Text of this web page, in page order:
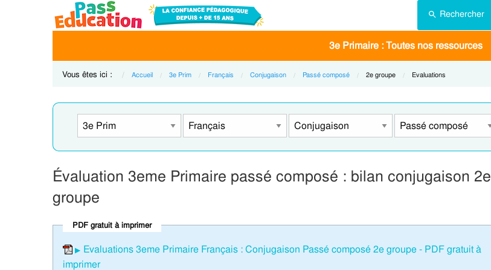
Rechercher
3e Primaire : Toutes nos ressources
Vous êtes ici : Accueil 3e Prim Français Conjugaison Passé composé Current:
2e groupe Current:
Evaluations
Évaluation 3eme Primaire passé composé : bilan conjugaison 2e
groupe
PDF gratuit à imprimer
Evaluations 3eme Primaire Français : Conjugaison Passé composé 2e groupe - PDF gratuit à
imprimer